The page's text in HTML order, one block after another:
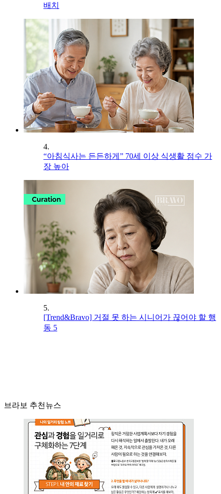
배치
4.
“아침식사는 든든하게” 70세 이상 식생활 점수 가
장 높아
5.
[Trend&Bravo] 거절 못 하는 시니어가 끊어야 할 행
동 5
브라보 추천뉴스